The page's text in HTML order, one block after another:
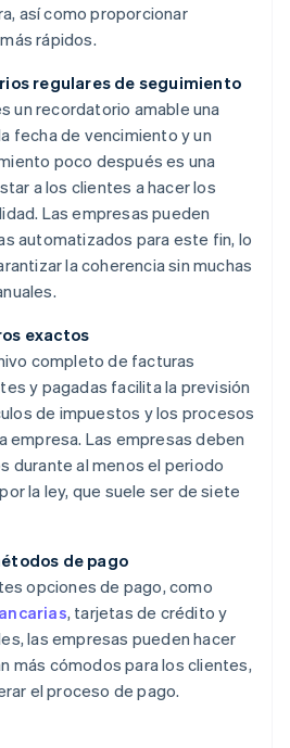
así como proporcionar
rápidos.
regulares de seguimiento
un recordatorio amable una
fecha de vencimiento y un
poco después es una
a los clientes a hacer los
Las empresas pueden
automatizados para este fin, lo
la coherencia sin muchas
exactos
completo de facturas
y pagadas facilita la previsión
de impuestos y los procesos
empresa. Las empresas deben
durante al menos el periodo
la ley, que suele ser de siete
de pago
opciones de pago, como
, tarjetas de crédito y
las empresas pueden hacer
más cómodos para los clientes,
el proceso de pago.